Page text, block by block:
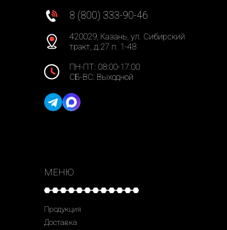
8 (800) 333-90-46
420029, Казань, ул. Сибирский
тракт, д.27 п. 1-48
ПН-ПТ: 08:00-17:00
СБ-ВС: Выходной
МЕНЮ
Продукция
Доставка